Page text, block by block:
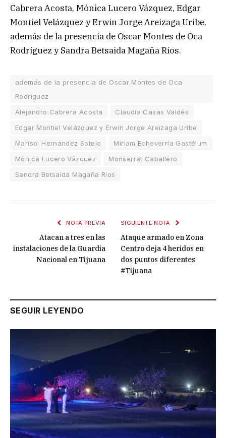
Cabrera Acosta, Mónica Lucero Vázquez, Edgar
Montiel Velázquez y Erwin Jorge Areizaga Uribe,
además de la presencia de Oscar Montes de Oca
Rodríguez y Sandra Betsaida Magaña Ríos.
además de la presencia de Oscar Montes de Oca
Rodríguez
Alejandro Cabrera Acosta
Claudia Casas Valdés
Edgar Montiel Velázquez y Erwin Jorge Areizaga Uribe
Marisol Hernández Sotelo
Miriam Echeverría Gastélum
Mónica Lucero Vázquez
Monserrat Caballero
Sandra Betsaida Magaña Ríos
NOTA PREVIA
Atacan a tres en las
instalaciones de la Guardia
Nacional en Tijuana
SIGUIENTE NOTA
Ataque armado en Zona
Centro deja 4 heridos en
dos puntos diferentes
#Tijuana
SEGUIR LEYENDO